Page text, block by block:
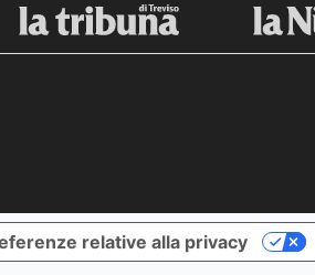
relative alla privacy